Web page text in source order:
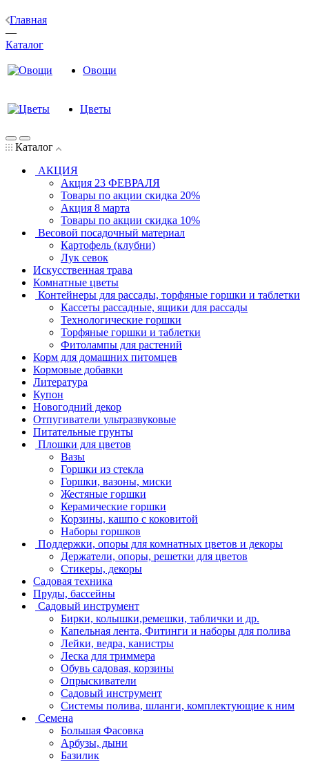
Главная
—
Каталог
Овощи
Цветы
Каталог
АКЦИЯ
Акция 23 ФЕВРАЛЯ
Товары по акции скидка 20%
Акция 8 марта
Товары по акции скидка 10%
Весовой посадочный материал
Картофель (клубни)
Лук севок
Искусственная трава
Комнатные цветы
Контейнеры для рассады, торфяные горшки и таблетки
Кассеты рассадные, ящики для рассады
Технологические горшки
Торфяные горшки и таблетки
Фитолампы для растений
Корм для домашних питомцев
Кормовые добавки
Литература
Купон
Новогодний декор
Отпугиватели ультразвуковые
Питательные грунты
Плошки для цветов
Вазы
Горшки из стекла
Горшки, вазоны, миски
Жестяные горшки
Керамические горшки
Корзины, кашпо с коковитой
Наборы горшков
Поддержки, опоры для комнатных цветов и декоры
Держатели, опоры, решетки для цветов
Стикеры, декоры
Садовая техника
Пруды, бассейны
Садовый инструмент
Бирки, колышки,ремешки, таблички и др.
Капельная лента, Фитинги и наборы для полива
Лейки, ведра, канистры
Леска для триммера
Обувь садовая, корзины
Опрыскиватели
Садовый инструмент
Системы полива, шланги, комплектующие к ним
Семена
Большая Фасовка
Арбузы, дыни
Базилик